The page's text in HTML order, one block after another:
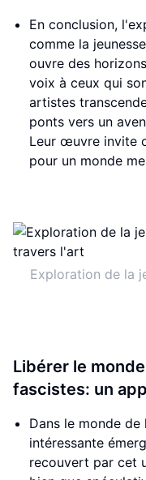
En conclusion,
comme la
ouvre des
voix à ceux qui
artistes
ponts vers un
Leur œuvre invite
pour un monde
Exploration de la
Libérer le
fascistes: un
Dans le monde
intéressante
recouvert par cet